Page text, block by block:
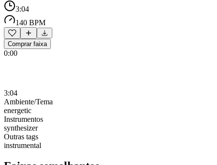
3:04
140 BPM
Comprar faixa
0:00
3:04
Ambiente/Tema
energetic
Instrumentos
synthesizer
Outras tags
instrumental